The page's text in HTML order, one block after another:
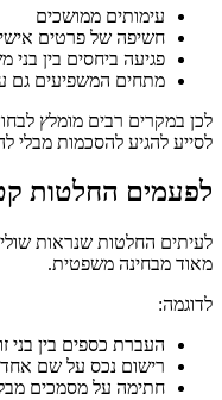
עימותים ממושכים
חשיפה של פרטים
פגיעה ביחסים בין בני
מתחים המשפיעים גם
לכן במקרים רבים מומלץ
לסייע להגיע להסכמות מבלי
לפעמים החלטות
לעיתים החלטות שנראות
מאוד מבחינה משפטית.
לדוגמה:
העברת כספים בין בני
רישום נכס על שם
חתימה על מסמכים